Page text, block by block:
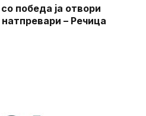
победа ја отвори
натпревари – Речица